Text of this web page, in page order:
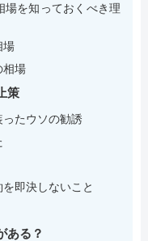
場を知っておくべき理
場
相場
策
たウソの勧誘
即決しないこと
ある？